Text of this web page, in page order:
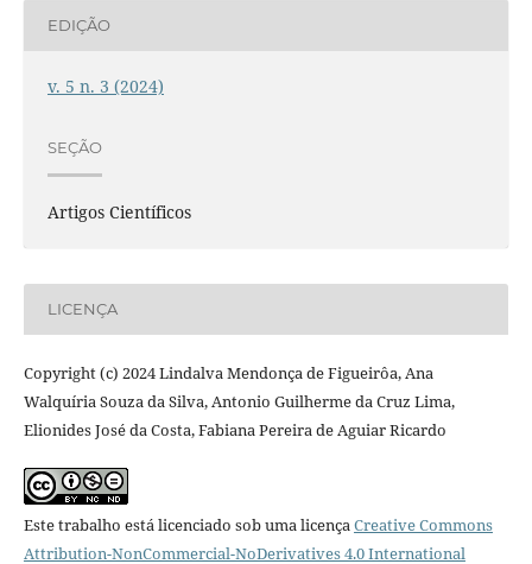
EDIÇÃO
v. 5 n. 3 (2024)
SEÇÃO
Artigos Científicos
LICENÇA
Copyright (c) 2024 Lindalva Mendonça de Figueirôa, Ana
Walquíria Souza da Silva, Antonio Guilherme da Cruz Lima,
Elionides José da Costa, Fabiana Pereira de Aguiar Ricardo
Este trabalho está licenciado sob uma licençaCreative Commons
Attribution-NonCommercial-NoDerivatives 4.0 International